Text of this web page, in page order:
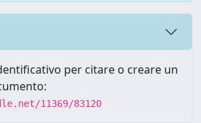
per citare o creare un
11369/83120